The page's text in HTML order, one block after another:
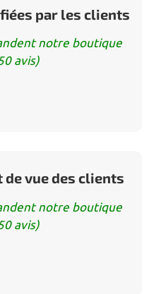
par les clients
notre boutique
avis)
de vue des clients
notre boutique
avis)